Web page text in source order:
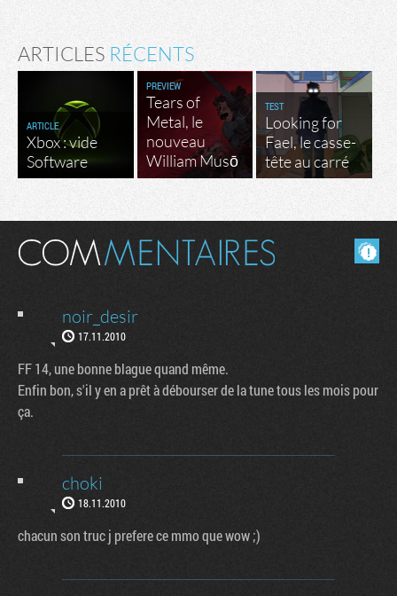
ARTICLES RÉCENTS
ARTICLE
Xbox : vide
Software
PREVIEW
Tears of
Metal, le
nouveau
William Musō
TEST
Looking for
Fael, le casse-
tête au carré
Masquer les commentaires lus.
noir_desir
17.11.2010
FF 14, une bonne blague quand même.
Enfin bon, s'il y en a prêt à débourser de la tune tous les mois pour
ça.
choki
18.11.2010
chacun son truc j prefere ce mmo que wow ;)